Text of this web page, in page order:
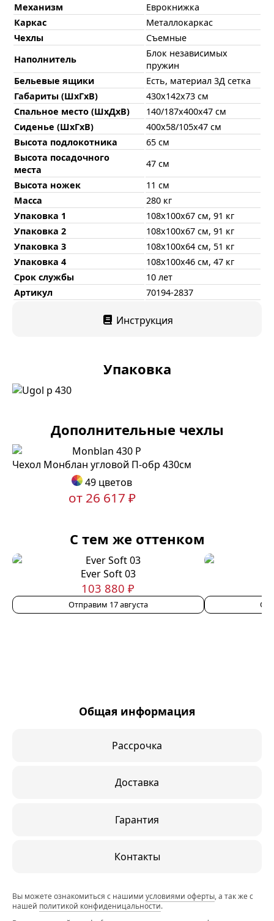
Механизм
Еврокнижка
Каркас
Металлокаркас
Чехлы
Съемные
Наполнитель
Блок независимых
пружин
Бельевые ящики
Есть, материал 3Д сетка
Габариты (ШхГхВ)
430х142х73 см
Спальное место (ШхДхВ)
140/187х400х47 см
Сиденье (ШхГхВ)
400х58/105х47 см
Высота подлокотника
65 см
Высота посадочного
места
47 см
Высота ножек
11 см
Масса
280 кг
Упаковка 1
108х100х67 см, 91 кг
Упаковка 2
108х100х67 см, 91 кг
Упаковка 3
108х100х64 см, 51 кг
Упаковка 4
108х100х46 см, 47 кг
Срок службы
10 лет
Артикул
70194-2837
Инструкция
Упаковка
Дополнительные чехлы
Чехол Монблан угловой П-обр 430см
49 цветов
от 26 617 ₽
С тем же оттенком
Ever Soft 03
103 880 ₽
Отправим 17 августа
Общая информация
Рассрочка
Доставка
Гарантия
Контакты
Вы можете ознакомиться с нашими условиями оферты, а так же с
нашей политикой конфиденицальности.